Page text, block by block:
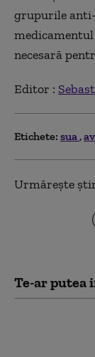
grupurile
necesară
Editor :
Etichete: sua
Urmărește
Te-ar putea